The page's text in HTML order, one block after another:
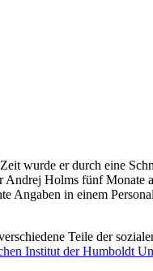
wurde er durch eine
Andrej Holms fünf Monate
Angaben in einem
Teile der
Institut der Humboldt